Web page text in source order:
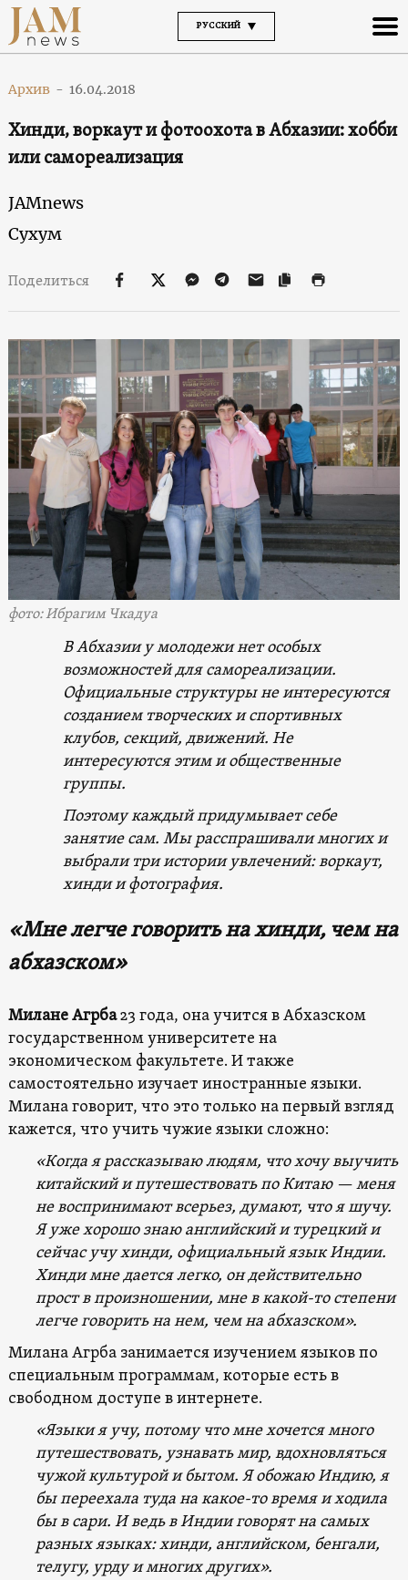
РУССКИЙ
Архив - 16.04.2018
Хинди, воркаут и фотоохота в Абхазии: хобби
или самореализация
JAMnews
Сухум
Поделиться
фото: Ибрагим Чкадуа
В Абхазии у молодежи нет особых
возможностей для самореализации.
Официальные структуры не интересуются
созданием творческих и спортивных
клубов, секций, движений. Не
интересуются этим и общественные
группы.
Поэтому каждый придумывает себе
занятие сам. Мы расспрашивали многих и
выбрали три истории увлечений: воркаут,
хинди и фотография.
«Мне легче говорить на хинди, чем на
абхазском»
Милане Агрба23 года, она учится в Абхазском
государственном университете на
экономическом факультете. И также
самостоятельно изучает иностранные языки.
Милана говорит, что это только на первый взгляд
кажется, что учить чужие языки сложно:
«Когда я рассказываю людям, что хочу выучить
китайский и путешествовать по Китаю — меня
не воспринимают всерьез, думают, что я шучу.
Я уже хорошо знаю английский и турецкий и
сейчас учу хинди, официальный язык Индии.
Хинди мне дается легко, он действительно
прост в произношении, мне в какой-то степени
легче говорить на нем, чем на абхазском».
Милана Агрба занимается изучением языков по
специальным программам, которые есть в
свободном доступе в интернете.
«Языки я учу, потому что мне хочется много
путешествовать, узнавать мир, вдохновляться
чужой культурой и бытом. Я обожаю Индию, я
бы переехала туда на какое-то время и ходила
бы в сари. И ведь в Индии говорят на самых
разных языках: хинди, английском, бенгали,
телугу, урду и многих других».